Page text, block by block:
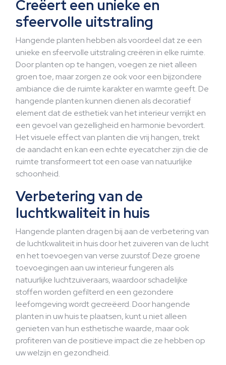
Creëert een unieke en
sfeervolle uitstraling
Hangende planten hebben als voordeel dat ze een
unieke en sfeervolle uitstraling creëren in elke ruimte.
Door planten op te hangen, voegen ze niet alleen
groen toe, maar zorgen ze ook voor een bijzondere
ambiance die de ruimte karakter en warmte geeft. De
hangende planten kunnen dienen als decoratief
element dat de esthetiek van het interieur verrijkt en
een gevoel van gezelligheid en harmonie bevordert.
Het visuele effect van planten die vrij hangen, trekt
de aandacht en kan een echte eyecatcher zijn die de
ruimte transformeert tot een oase van natuurlijke
schoonheid.
Verbetering van de
luchtkwaliteit in huis
Hangende planten dragen bij aan de verbetering van
de luchtkwaliteit in huis door het zuiveren van de lucht
en het toevoegen van verse zuurstof. Deze groene
toevoegingen aan uw interieur fungeren als
natuurlijke luchtzuiveraars, waardoor schadelijke
stoffen worden gefilterd en een gezondere
leefomgeving wordt gecreëerd. Door hangende
planten in uw huis te plaatsen, kunt u niet alleen
genieten van hun esthetische waarde, maar ook
profiteren van de positieve impact die ze hebben op
uw welzijn en gezondheid.